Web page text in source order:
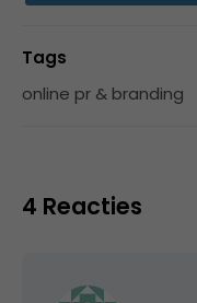
Tags
online pr & branding
4 Reacties